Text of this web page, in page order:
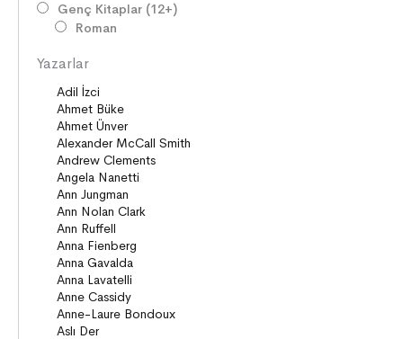
Genç Kitaplar (12+)
Roman
Öyküler
Şiirler
Deneme
Anlatı
Seçki
Köprü Kitaplar (10+)
Roman
Öyküler
Anlatı
ON8 (15+)
Roman
Diziler
Öyküler
Yazarlar